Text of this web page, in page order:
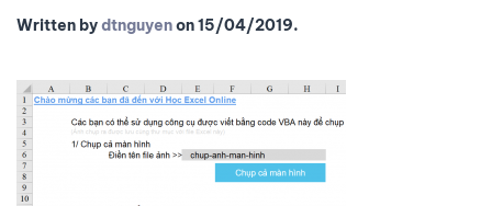
Written bydtnguyenon15/04/2019.